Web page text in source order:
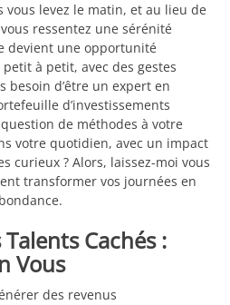
vous levez le matin, et au lieu de
ressentez une sérénité
devient une opportunité
à petit, avec des gestes
besoin d’être un expert en
d’investissements
de méthodes à votre
votre quotidien, avec un impact
curieux ? Alors, laissez-moi vous
transformer vos journées en
Cachés :
Vous
des revenus